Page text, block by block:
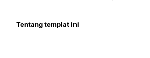
Tentang templat ini